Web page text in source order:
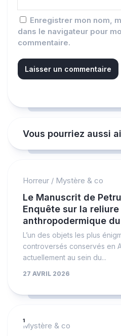
Enregistrer mon nom,
dans le navigateur pour
commentaire.
Vous pourriez aussi
Horreur / Mystère & co
Le Manuscrit de
Enquête sur la reliure
anthropodermique
L’un des objets les plus
controversés conservés en
actuellement au sein du...
27 AVRIL 2026
1
Mystère & co